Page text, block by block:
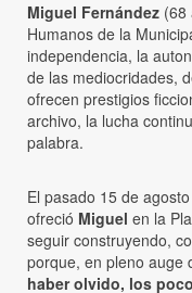
Miguel Fernández (68
Humanos de la
independencia, la
de las mediocridades,
ofrecen prestigios
archivo, la lucha
palabra.
El pasado 15 de agosto
ofreció Miguel en la
seguir construyendo,
porque, en pleno auge
haber olvido, los